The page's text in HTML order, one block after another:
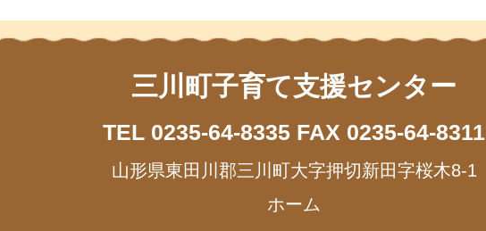
三川町子育て支援センター
TEL 0235-64-8335 FAX 0235-64-8311
山形県東田川郡三川町大字押切新田字桜木8-1
ホーム